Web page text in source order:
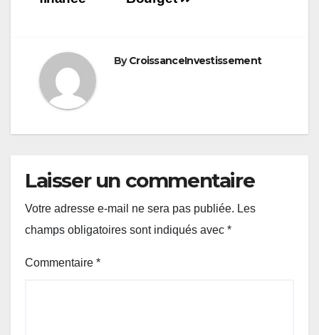
ByCroissanceInvestissement
Laisser un commentaire
Votre adresse e-mail ne sera pas publiée. Les
champs obligatoires sont indiqués avec *
Commentaire *